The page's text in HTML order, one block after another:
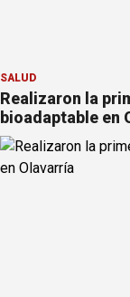
SALUD
Realizaron la
bioadaptable en